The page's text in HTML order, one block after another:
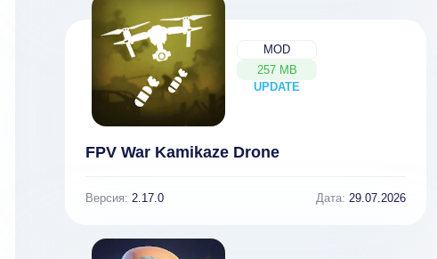
MOD
257 MB
UPDATE
NEW
FPV War Kamikaze Drone
Версия: 2.17.0 Дата: 29.07.2026